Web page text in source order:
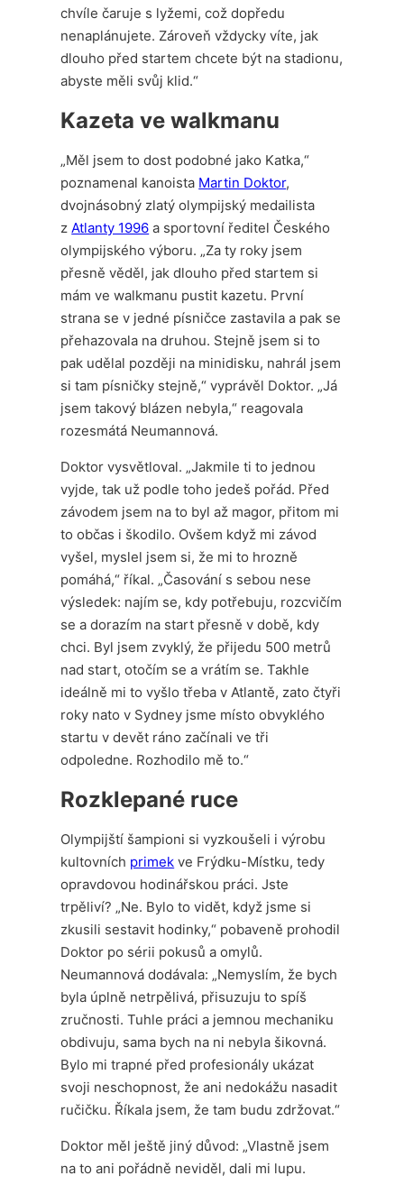
chvíle čaruje s lyžemi, což dopředu
nenaplánujete. Zároveň vždycky víte, jak
dlouho před startem chcete být na stadionu,
abyste měli svůj klid.“
Kazeta ve walkmanu
„Měl jsem to dost podobné jako Katka,“
poznamenal kanoista Martin Doktor,
dvojnásobný zlatý olympijský medailista
z Atlanty 1996 a sportovní ředitel Českého
olympijského výboru. „Za ty roky jsem
přesně věděl, jak dlouho před startem si
mám ve walkmanu pustit kazetu. První
strana se v jedné písničce zastavila a pak se
přehazovala na druhou. Stejně jsem si to
pak udělal později na minidisku, nahrál jsem
si tam písničky stejně,“ vyprávěl Doktor. „Já
jsem takový blázen nebyla,“ reagovala
rozesmátá Neumannová.
Doktor vysvětloval. „Jakmile ti to jednou
vyjde, tak už podle toho jedeš pořád. Před
závodem jsem na to byl až magor, přitom mi
to občas i škodilo. Ovšem když mi závod
vyšel, myslel jsem si, že mi to hrozně
pomáhá,“ říkal. „Časování s sebou nese
výsledek: najím se, kdy potřebuju, rozcvičím
se a dorazím na start přesně v době, kdy
chci. Byl jsem zvyklý, že přijedu 500 metrů
nad start, otočím se a vrátím se. Takhle
ideálně mi to vyšlo třeba v Atlantě, zato čtyři
roky nato v Sydney jsme místo obvyklého
startu v devět ráno začínali ve tři
odpoledne. Rozhodilo mě to.“
Rozklepané ruce
Olympijští šampioni si vyzkoušeli i výrobu
kultovních primek ve Frýdku-Místku, tedy
opravdovou hodinářskou práci. Jste
trpěliví? „Ne. Bylo to vidět, když jsme si
zkusili sestavit hodinky,“ pobaveně prohodil
Doktor po sérii pokusů a omylů.
Neumannová dodávala: „Nemyslím, že bych
byla úplně netrpělivá, přisuzuju to spíš
zručnosti. Tuhle práci a jemnou mechaniku
obdivuju, sama bych na ni nebyla šikovná.
Bylo mi trapné před profesionály ukázat
svoji neschopnost, že ani nedokážu nasadit
ručičku. Říkala jsem, že tam budu zdržovat.“
Doktor měl ještě jiný důvod: „Vlastně jsem
na to ani pořádně neviděl, dali mi lupu.